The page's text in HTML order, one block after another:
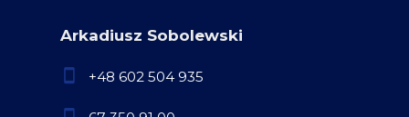
Arkadiusz Sobolewski
+48 602 504 935